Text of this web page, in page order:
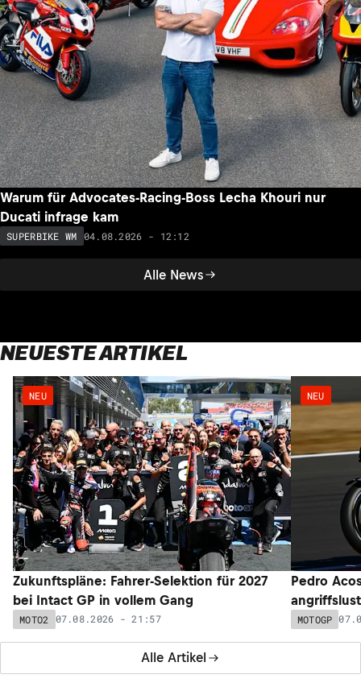
Alle News
Warum für Advocates-Racing-Boss Lecha Khouri nur
Ducati infrage kam
SUPERBIKE WM 04.08.2026 - 12:12
NEUESTE ARTIKEL
Alle Artikel
NEU
Zukunftspläne: Fahrer-Selektion für 2027
bei Intact GP in vollem Gang
MOTO2 07.08.2026 - 21:57
NEU
Pedro
MOTOGP